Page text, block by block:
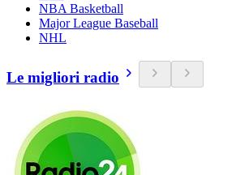
NBA Basketball
Major League Baseball
NHL
Le migliori radio